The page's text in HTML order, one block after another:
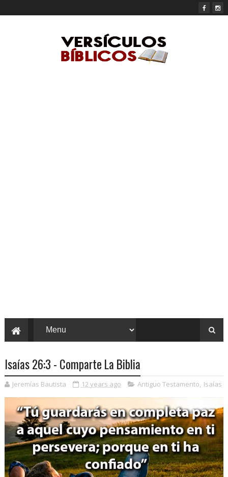
Isaías 26:3 - Comparte La Biblia
Jeremías Bautista 12 years ago Antiguo Testamento, Isaías